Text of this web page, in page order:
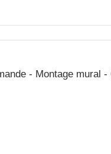
- Montage mural -